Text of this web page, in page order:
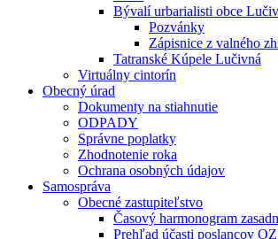
Bývalí urbarialisti obce
Pozvánky
Zápisnice z valného
Tatranské Kúpele Lučivná
Virtuálny cintorín
Obecný úrad
Dokumenty na stiahnutie
ODPADY
Správne poplatky
Zhodnotenie roka
Ochrana osobných údajov
Samospráva
Obecné zastupiteľstvo
Časový harmonogram
Prehľad účasti poslancov